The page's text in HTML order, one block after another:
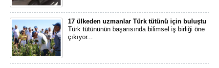
17 ülkeden uzmanlar Türk tütünü için buluştu
Türk tütününün başarısında bilimsel iş birliği öne
çıkıyor...